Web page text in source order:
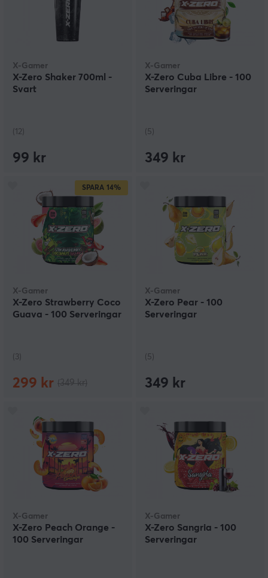
X-Gamer
X-Zero Shaker 700ml -
Svart
(12)
99 kr
X-Gamer
X-Zero Cuba Libre - 100
Serveringar
(5)
349 kr
SPARA 14%
X-Gamer
X-Zero Strawberry Coco
Guava - 100 Serveringar
(3)
299 kr
X-Gamer
X-Zero Pear - 100
Serveringar
(5)
349 kr
X-Gamer
X-Zero Peach Orange -
100 Serveringar
X-Gamer
X-Zero Sangria - 100
Serveringar